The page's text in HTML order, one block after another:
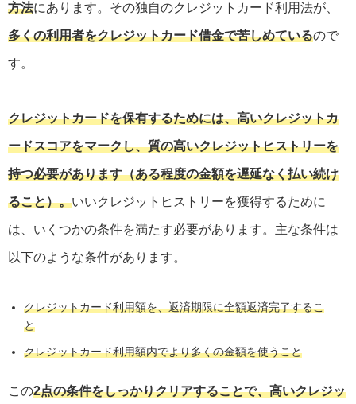
方法にあります。その独自のクレジットカード利用法が、
多くの利用者をクレジットカード借金で苦しめているので
す。
クレジットカードを保有するためには、高いクレジットカ
ードスコアをマークし、質の高いクレジットヒストリーを
持つ必要があります（ある程度の金額を遅延なく払い続け
ること）。いいクレジットヒストリーを獲得するために
は、いくつかの条件を満たす必要があります。主な条件は
以下のような条件があります。
クレジットカード利用額を、返済期限に全額返済完了するこ
と
クレジットカード利用額内でより多くの金額を使うこと
この2点の条件をしっかりクリアすることで、高いクレジッ